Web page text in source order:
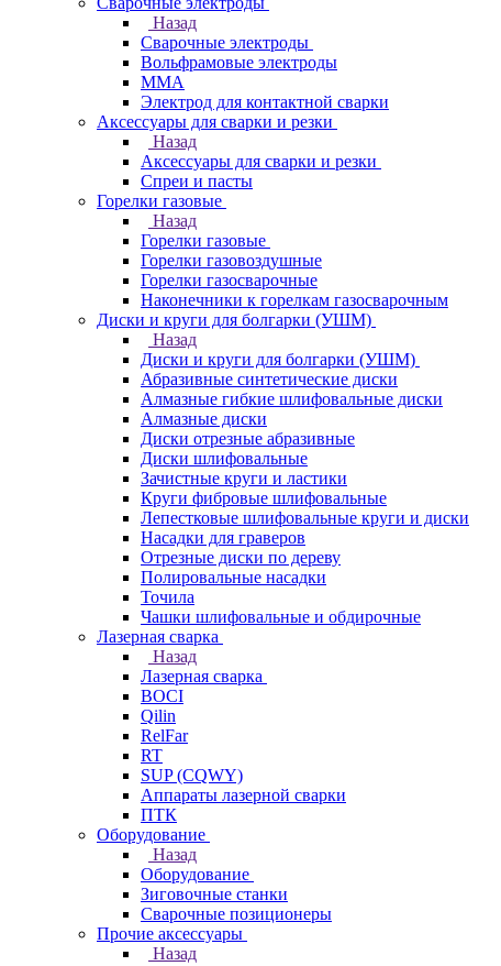
Назад
Сварочные электроды
Вольфрамовые электроды
ММА
Электрод для контактной сварки
Аксессуары для сварки и резки
Назад
Аксессуары для сварки и резки
Спреи и пасты
Горелки газовые
Назад
Горелки газовые
Горелки газовоздушные
Горелки газосварочные
Наконечники к горелкам газосварочным
Диски и круги для болгарки (УШМ)
Назад
Диски и круги для болгарки (УШМ)
Абразивные синтетические диски
Алмазные гибкие шлифовальные диски
Алмазные диски
Диски отрезные абразивные
Диски шлифовальные
Зачистные круги и ластики
Круги фибровые шлифовальные
Лепестковые шлифовальные круги и диски
Насадки для граверов
Отрезные диски по дереву
Полировальные насадки
Точила
Чашки шлифовальные и обдирочные
Лазерная сварка
Назад
Лазерная сварка
BOCI
Qilin
RelFar
RT
SUP (CQWY)
Аппараты лазерной сварки
ПТК
Оборудование
Назад
Оборудование
Зиговочные станки
Сварочные позиционеры
Прочие аксессуары
Назад